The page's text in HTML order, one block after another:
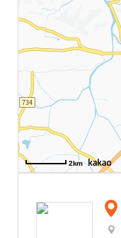
2km